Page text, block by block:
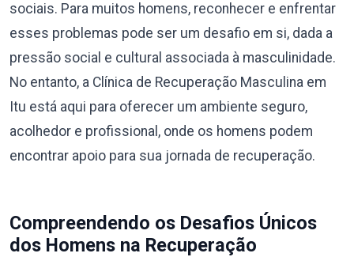
sociais. Para muitos homens, reconhecer e enfrentar
esses problemas pode ser um desafio em si, dada a
pressão social e cultural associada à masculinidade.
No entanto, a Clínica de Recuperação Masculina em
Itu está aqui para oferecer um ambiente seguro,
acolhedor e profissional, onde os homens podem
encontrar apoio para sua jornada de recuperação.
Compreendendo os Desafios Únicos
dos Homens na Recuperação